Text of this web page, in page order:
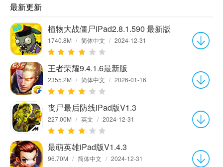
最新更新
植物大战僵尸iPad2.8.1.590 最新版
1740.8M / 简体中文 / 2024-12-31
王者荣耀9.4.1.6最新版
2355.2M / 简体中文 / 2026-01-16
丧尸最后防线iPad版V1.3
227.00M / 英文 / 2024-12-31
最萌英雄iPad版V1.4.3
96.70M / 简体中文 / 2024-12-31